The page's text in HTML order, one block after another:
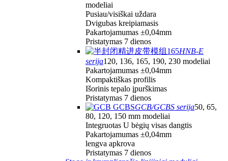
modeliai
Pusiau/visiškai uždara
Dvigubas kreipiamasis
Pakartojamumas ±0,04mm
Pristatymas 7 dienos
HNB-E
serija120, 136, 165, 190, 230 modeliai
Pakartojamumas ±0,04mm
Kompaktiškas profilis
Išorinis tepalo įpurškimas
Pristatymas 7 dienos
GCB/GCBS serija50, 65,
80, 120, 150 mm modeliai
Integruotas U bėgių visas dangtis
Pakartojamumas ±0,04mm
lengva apkrova
Pristatymas 7 dienos